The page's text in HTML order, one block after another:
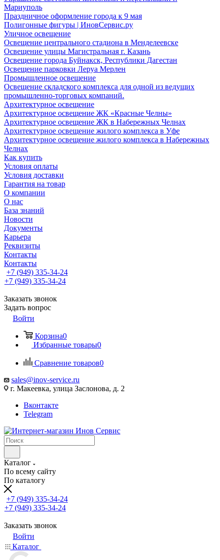
Мариуполь
Праздничное оформление города к 9 мая
Полигонные фигуры | ИновСервис.ру
Уличное освещение
Освещение центрального стадиона в Менделеевске
Освещение улицы Магистральная г. Казань
Освещение города Буйнакск, Республики Дагестан
Освещение парковки Леруа Мерлен
Промышленное освещение
Освещение складского комплекса для одной из ведущих
промышленно-торговых компаний.
Архитектурное освещение
Архитектурное освещение ЖК «Красные Челны»
Архитектурное освещение ЖК в Набережных Челнах
Архитектурное освещение жилого комплекса в Уфе
Архитектурное освещение жилого комплекса в Набережных
Челнах
Как купить
Условия оплаты
Условия доставки
Гарантия на товар
О компании
О нас
База знаний
Новости
Документы
Карьера
Реквизиты
Контакты
Контакты
+7 (949) 335-34-24
+7 (949) 335-34-24
Заказать звонок
Задать вопрос
Войти
Корзина0
Избранные товары0
Сравнение товаров0
sales@inov-service.ru
г. Макеевка, улица Заслонова, д. 2
Вконтакте
Telegram
Каталог
По всему сайту
По каталогу
+7 (949) 335-34-24
+7 (949) 335-34-24
Заказать звонок
Войти
Каталог